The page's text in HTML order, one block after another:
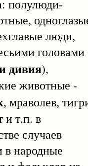
полулюди-
люди,
головами
дивия),
животные -
, мраволев,
и т.п. в
случаев
в народные